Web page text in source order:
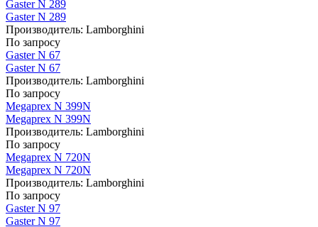
Gaster N 289
Gaster N 289
Производитель: Lamborghini
По запросу
Gaster N 67
Gaster N 67
Производитель: Lamborghini
По запросу
Megaprex N 399N
Megaprex N 399N
Производитель: Lamborghini
По запросу
Megaprex N 720N
Megaprex N 720N
Производитель: Lamborghini
По запросу
Gaster N 97
Gaster N 97